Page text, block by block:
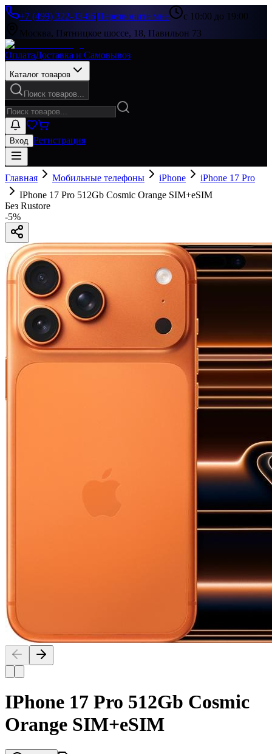
+7 (499) 322-33-86|Перезвоните мне
с 10:00 до 19:00
Москва, Пятницкое шоссе, 18, Павильон 73
ОплатаДоставка и Самовывоз
Каталог товаров
Поиск товаров...
Вход Регистрация
Главная Мобильные телефоны iPhone
iPhone 17 Pro
IPhone 17 Pro 512Gb Cosmic Orange SIM+eSIM
Без Rustore
-5%
IPhone 17 Pro 512Gb Cosmic
Orange SIM+eSIM